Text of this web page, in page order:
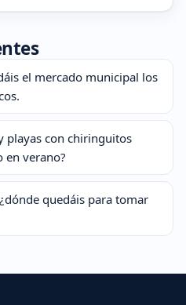
el mercado municipal los
playas con chiringuitos
en verano?
quedáis para tomar